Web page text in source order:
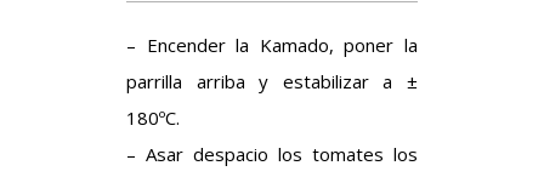
– Encender la Kamado, poner la
parrilla arriba y estabilizar a ±
180ºC.
– Asar despacio los tomates los